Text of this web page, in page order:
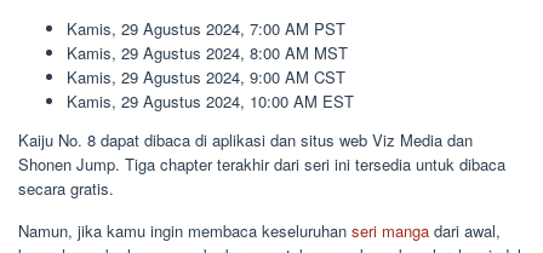
Kamis, 29 Agustus 2024, 7:00 AM PST
Kamis, 29 Agustus 2024, 8:00 AM MST
Kamis, 29 Agustus 2024, 9:00 AM CST
Kamis, 29 Agustus 2024, 10:00 AM EST
Kaiju No. 8 dapat dibaca di aplikasi dan situs web Viz Media dan
Shonen Jump. Tiga chapter terakhir dari seri ini tersedia untuk dibaca
secara gratis.
Namun, jika kamu ingin membaca keseluruhan seri manga dari awal,